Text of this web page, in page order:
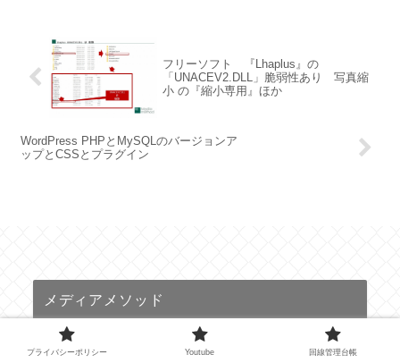
フリーソフト 『Lhaplus』の
「UNACEV2.DLL」脆弱性あり 写真縮
小 の『縮小専用』ほか
WordPress PHPとMySQLのバージョンア
ップとCSSとプラグイン
メディアメソッド
Kanae Fujitsuka
プライバシーポリシー Youtube 回線管理台帳